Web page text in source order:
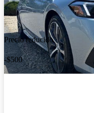
Precio reducido
-$500